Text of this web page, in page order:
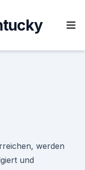
werden
und